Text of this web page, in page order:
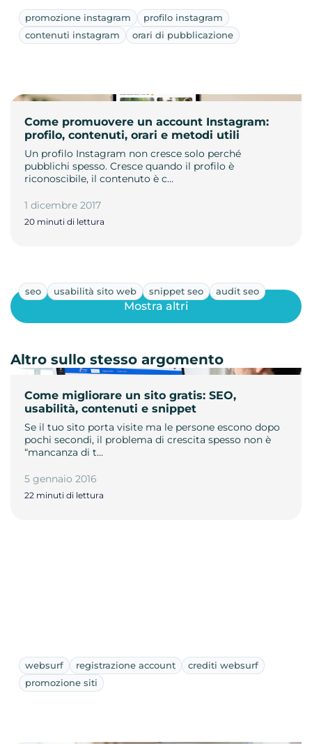
promozione instagram
profilo instagram
contenuti instagram
orari di pubblicazione
Come promuovere un account Instagram:
profilo, contenuti, orari e metodi utili
Un profilo Instagram non cresce solo perché
pubblichi spesso. Cresce quando il profilo è
riconoscibile, il contenuto è c…
1 dicembre 2017
20 minuti di lettura
seo usabilità sito web snippet seo audit seo
Come migliorare un sito gratis: SEO,
usabilità, contenuti e snippet
Se il tuo sito porta visite ma le persone escono dopo
pochi secondi, il problema di crescita spesso non è
“mancanza di t…
5 gennaio 2016
22 minuti di lettura
Mostra altri
Altro sullo stesso argomento
websurf registrazione account
crediti websurf
promozione siti